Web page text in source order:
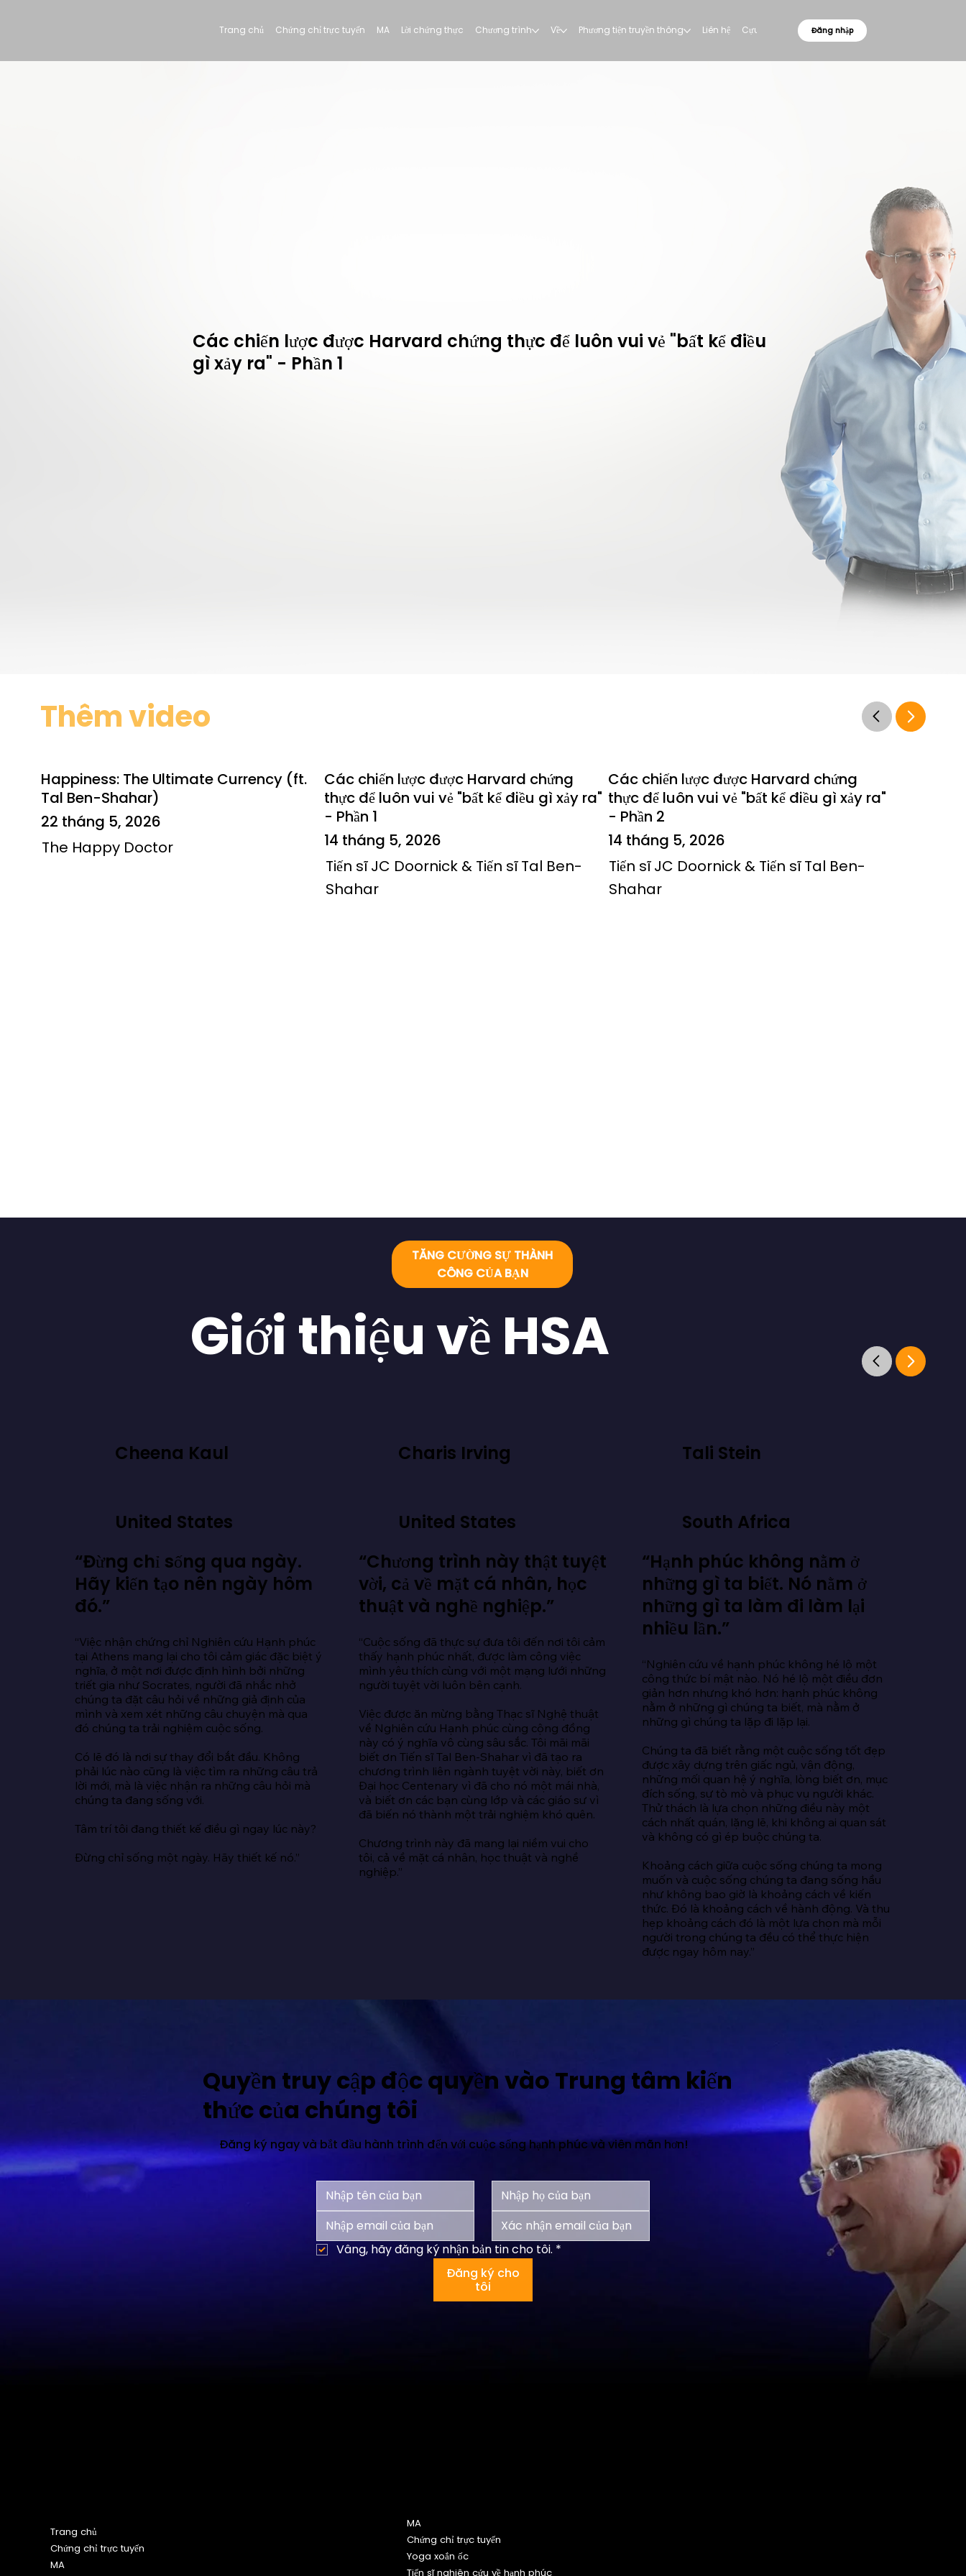
Trang chủ Chứng chỉ trực tuyến MA Lời chứng thực Chương trình Về Phương tiện truyền thông Liên hệ Cựu sinh viên Đăng nhập
Các chiến lược được Harvard chứng thực để luôn vui vẻ "bất kể điều
gì xảy ra" - Phần 1
Thêm video
Happiness: The Ultimate Currency (ft.
Tal Ben-Shahar)
22 tháng 5, 2026
The Happy Doctor
Các chiến lược được Harvard chứng
thực để luôn vui vẻ "bất kể điều gì xảy ra"
- Phần 1
14 tháng 5, 2026
Tiến sĩ JC Doornick & Tiến sĩ Tal Ben-
Shahar
Các chiến lược được Harvard chứng
thực để luôn vui vẻ "bất kể điều gì xảy ra"
- Phần 2
14 tháng 5, 2026
Tiến sĩ JC Doornick & Tiến sĩ Tal Ben-
Shahar
TĂNG CƯỜNG SỰ THÀNH
CÔNG CỦA BẠN
Giới thiệu về HSA
Cheena Kaul
United States
“Đừng chỉ sống qua ngày.
Hãy kiến tạo nên ngày hôm
đó.”
“Việc nhận chứng chỉ Nghiên cứu Hạnh phúc
tại Athens mang lại cho tôi cảm giác đặc biệt ý
nghĩa, ở một nơi được định hình bởi những
triết gia như Socrates, người đã nhắc nhở
chúng ta đặt câu hỏi về những giả định của
mình và xem xét những câu chuyện mà qua
đó chúng ta trải nghiệm cuộc sống.
Có lẽ đó là nơi sự thay đổi bắt đầu. Không
phải lúc nào cũng là việc tìm ra những câu trả
lời mới, mà là việc nhận ra những câu hỏi mà
chúng ta đang sống với.
Tâm trí tôi đang thiết kế điều gì ngay lúc này?
Đừng chỉ sống một ngày. Hãy thiết kế nó.”
Charis Irving
United States
“Chương trình này thật tuyệt
vời, cả về mặt cá nhân, học
thuật và nghề nghiệp.”
“Cuộc sống đã thực sự đưa tôi đến nơi tôi cảm
thấy hạnh phúc nhất, được làm công việc
mình yêu thích cùng với một mạng lưới những
người tuyệt vời luôn bên cạnh.
Việc được ăn mừng bằng Thạc sĩ Nghệ thuật
về Nghiên cứu Hạnh phúc cùng cộng đồng
này có ý nghĩa vô cùng sâu sắc. Tôi mãi mãi
biết ơn Tiến sĩ Tal Ben-Shahar vì đã tạo ra
chương trình liên ngành tuyệt vời này, biết ơn
Đại học Centenary vì đã cho nó một mái nhà,
và biết ơn các bạn cùng lớp và các giáo sư vì
đã biến nó thành một trải nghiệm khó quên.
Chương trình này đã mang lại niềm vui cho
tôi, cả về mặt cá nhân, học thuật và nghề
nghiệp.”
Tali Stein
South Africa
“Hạnh phúc không nằm ở
những gì ta biết. Nó nằm ở
những gì ta làm đi làm lại
nhiều lần.”
“Nghiên cứu về hạnh phúc không hé lộ một
công thức bí mật nào. Nó hé lộ một điều đơn
giản hơn nhưng khó hơn: hạnh phúc không
nằm ở những gì chúng ta biết, mà nằm ở
những gì chúng ta lặp đi lặp lại.
Chúng ta đã biết rằng một cuộc sống tốt đẹp
được xây dựng trên giấc ngủ, vận động,
những mối quan hệ ý nghĩa, lòng biết ơn, mục
đích sống, sự tò mò và phục vụ người khác.
Thử thách là lựa chọn những điều này một
cách nhất quán, lặng lẽ, khi không ai quan sát
và không có gì ép buộc chúng ta.
Khoảng cách giữa cuộc sống chúng ta mong
muốn và cuộc sống chúng ta đang sống hầu
như không bao giờ là khoảng cách về kiến
thức. Đó là khoảng cách về hành động. Và thu
hẹp khoảng cách đó là một lựa chọn mà mỗi
người trong chúng ta đều có thể thực hiện
được ngay hôm nay.”
Quyền truy cập độc quyền vào Trung tâm kiến
thức của chúng tôi
Đăng ký ngay và bắt đầu hành trình đến với cuộc sống hạnh phúc và viên mãn hơn!
Vâng, hãy đăng ký nhận bản tin cho tôi. *
Đăng ký cho
tôi
Trang chủ
Chứng chỉ trực tuyến
MA
MA
Chứng chỉ trực tuyến
Yoga xoắn ốc
Tiến sĩ nghiên cứu về hạnh phúc